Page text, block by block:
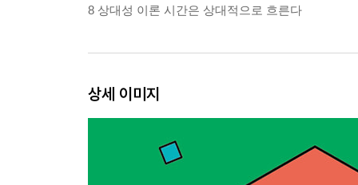
8 상대성 이론 시간은 상대적으로 흐른다
상세 이미지